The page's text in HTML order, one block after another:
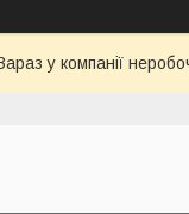
у компанії